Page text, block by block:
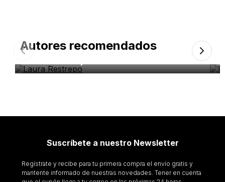
Autores recomendados
Suscríbete a nuestro Newsletter
Regístrate y recibe para tu primera compra el envío gratis y
mantente informado de nuestras novedades. Tener en cuenta